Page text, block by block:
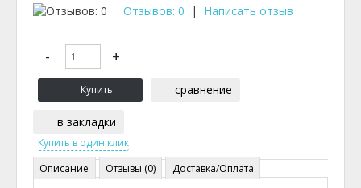
Отзывов: 0 | Написать отзыв
сравнение
в закладки
Описание Отзывы (0) Доставка/Оплата